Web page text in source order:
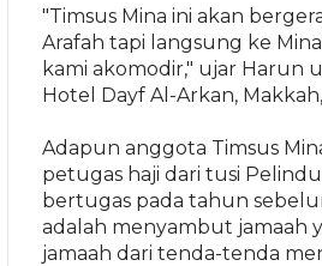
"Timsus Mina ini akan
Arafah tapi langsung ke
kami akomodir," ujar Harun
Hotel Dayf Al-Arkan,
Adapun anggota Timsus
petugas haji dari tusi
bertugas pada tahun
adalah menyambut jamaah
jamaah dari tenda-tenda